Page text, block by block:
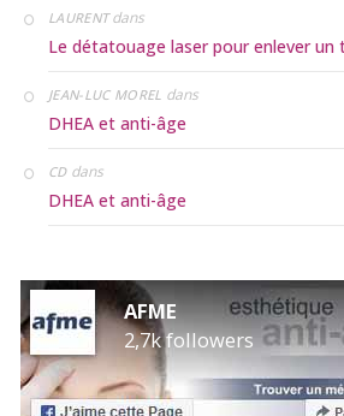
LAURENTdans
Le détatouage laser pour enlever un
JEAN-LUC MOREL dans
DHEA et anti-âge
CDdans
DHEA et anti-âge
AFME
2,7k followers